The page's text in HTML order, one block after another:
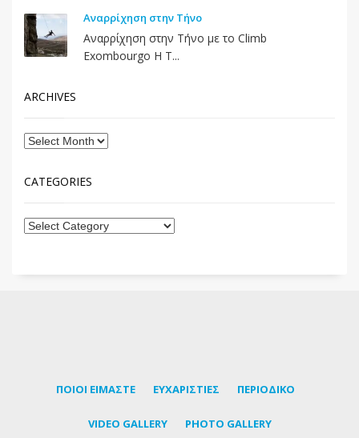
Αναρρίχηση στην Τήνο
Αναρρίχηση στην Τήνο με το Climb
Exombourgo Η Τ...
ARCHIVES
CATEGORIES
ΠΟΙΟΙ ΕΙΜΑΣΤΕ ΕΥΧΑΡΙΣΤΙΕΣ ΠΕΡΙΟΔΙΚΟ
VIDEO GALLERY PHOTO GALLERY